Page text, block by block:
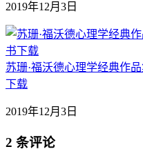
2019年12月3日
苏珊·福沃德心理学经典作
下载
2019年12月3日
2 条评论